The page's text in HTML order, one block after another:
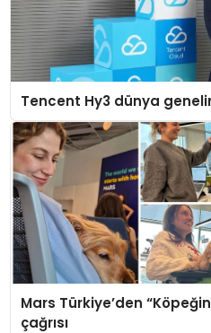
Tencent Hy3 dünya
Mars Türkiye’den
çağrısı